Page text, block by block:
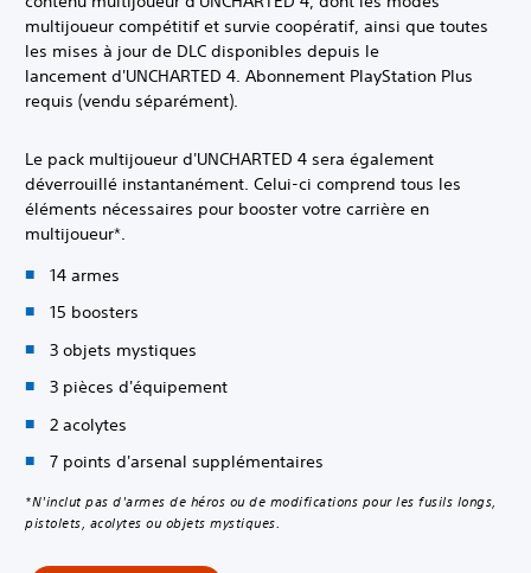
multijoueur compétitif et survie coopératif, ainsi que toutes
les mises à jour de DLC disponibles depuis le
lancement d'UNCHARTED 4. Abonnement PlayStation Plus
requis (vendu séparément).
Le pack multijoueur d'UNCHARTED 4 sera également
déverrouillé instantanément. Celui-ci comprend tous les
éléments nécessaires pour booster votre carrière en
multijoueur*.
14 armes
15 boosters
3 objets mystiques
3 pièces d'équipement
2 acolytes
7 points d'arsenal supplémentaires
*N'inclut pas d'armes de héros ou de modifications pour les fusils longs,
pistolets, acolytes ou objets mystiques.